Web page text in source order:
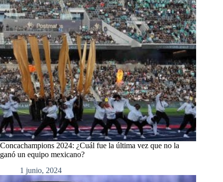
Concachampions 2024: ¿Cuál fue la última vez que no la
ganó un equipo mexicano?
1 junio, 2024